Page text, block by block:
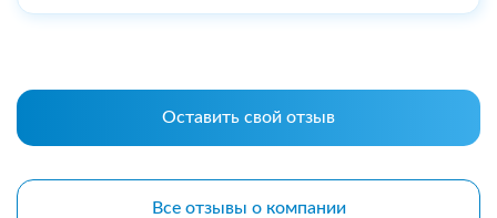
Оставить свой отзыв
Все отзывы о компании